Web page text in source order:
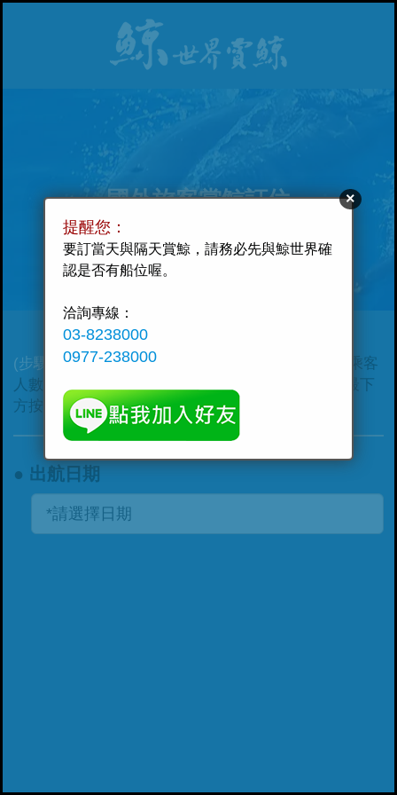
國外旅客賞鯨訂位
(步驟 1 / 2) 請選擇：出航日期、套票方案、航次、乘客
人數，及填寫下方聯絡資訊等必填欄位後，即可點最下
方按鈕，完成線上預訂作業與後續的付款。
● 出航日期
×
提醒您：
要訂當天與隔天賞鯨，請務必先與鯨世界確
認是否有船位喔。
洽詢專線：
03-8238000
0977-238000